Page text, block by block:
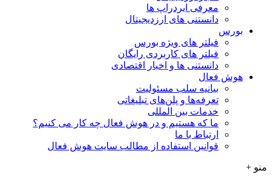
معرفی ایردراپ ها
دانستنی های ارزدیجیتال
بورس
فیلتر های ویژه بورس
فیلتر های کاربردی رایگان
دانستنی ها و اخبار اقتصادی
هوش فعال
بیانیه سلب مسئولیت
تعرفه‌ها و پلن‌های تبلیغاتی
خدمات بین المللی
ما که هستیم و در هوش فعال چه کار می کنیم؟
ارتباط با ما
قوانین استفاده از مطالب سایت هوش فعال
منو +